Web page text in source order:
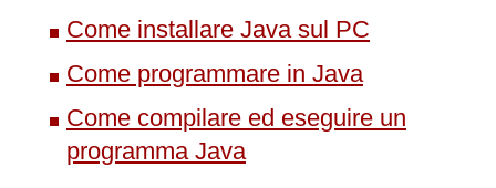
Come installare Java sul PC
Come programmare in Java
Come compilare ed eseguire un
programma Java